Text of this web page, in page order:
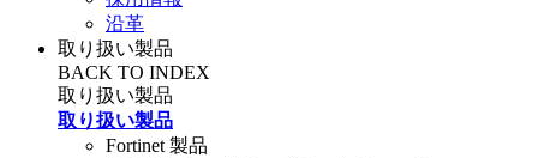
沿革
取り扱い製品
BACK TO INDEX
取り扱い製品
取り扱い製品
Fortinet 製品